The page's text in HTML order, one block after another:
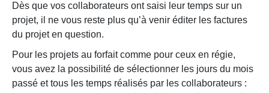
Dès que vos collaborateurs ont saisi leur temps sur un
projet, il ne vous reste plus qu’à venir éditer les factures
du projet en question.
Pour les projets au forfait comme pour ceux en régie,
vous avez la possibilité de sélectionner les jours du mois
passé et tous les temps réalisés par les collaborateurs :